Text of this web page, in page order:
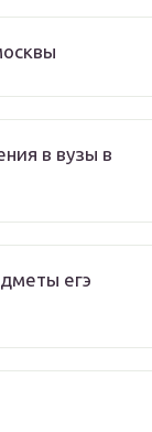
в вузы в
егэ